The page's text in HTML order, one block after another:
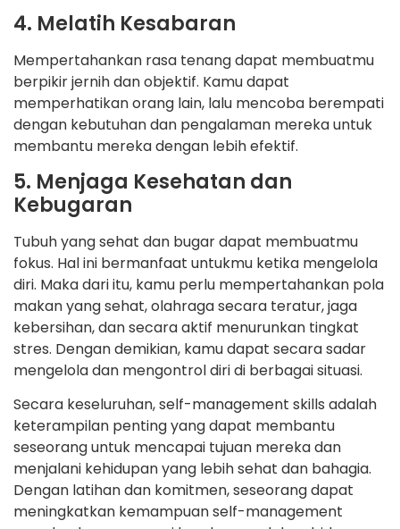
4. Melatih Kesabaran
Mempertahankan rasa tenang dapat membuatmu
berpikir jernih dan objektif. Kamu dapat
memperhatikan orang lain, lalu mencoba berempati
dengan kebutuhan dan pengalaman mereka untuk
membantu mereka dengan lebih efektif.
5. Menjaga Kesehatan dan
Kebugaran
Tubuh yang sehat dan bugar dapat membuatmu
fokus. Hal ini bermanfaat untukmu ketika mengelola
diri. Maka dari itu, kamu perlu mempertahankan pola
makan yang sehat, olahraga secara teratur, jaga
kebersihan, dan secara aktif menurunkan tingkat
stres. Dengan demikian, kamu dapat secara sadar
mengelola dan mengontrol diri di berbagai situasi.
Secara keseluruhan, self-management skills adalah
keterampilan penting yang dapat membantu
seseorang untuk mencapai tujuan mereka dan
menjalani kehidupan yang lebih sehat dan bahagia.
Dengan latihan dan komitmen, seseorang dapat
meningkatkan kemampuan self-management